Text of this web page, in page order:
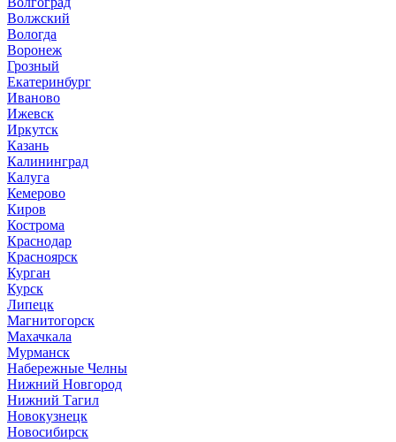
Волжский
Вологда
Воронеж
Грозный
Екатеринбург
Иваново
Ижевск
Иркутск
Казань
Калининград
Калуга
Кемерово
Киров
Кострома
Краснодар
Красноярск
Курган
Курск
Липецк
Магнитогорск
Махачкала
Мурманск
Набережные Челны
Нижний Новгород
Нижний Тагил
Новокузнецк
Новосибирск